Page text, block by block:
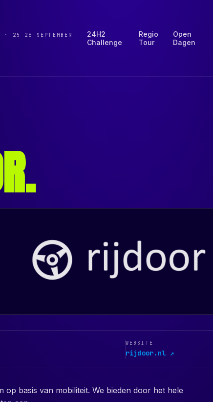
25—26 SEPTEMBER
24H2
Challenge
Regio
Tour
Open
Dagen
.
WEBSITE
rijdoor.nl ↗
op basis van mobiliteit. We bieden door het hele